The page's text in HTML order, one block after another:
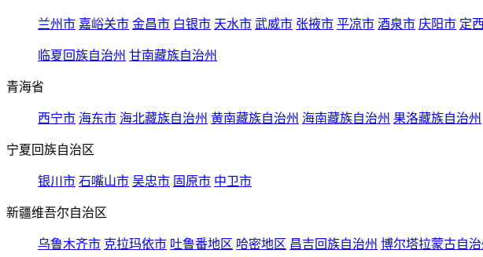
兰州市 嘉峪关市 金昌市 白银市 天水市 武威市 张掖市 平凉市 酒泉市 庆阳市 定
临夏回族自治州 甘南藏族自治州
青海省
西宁市 海东市 海北藏族自治州 黄南藏族自治州 海南藏族自治州 果洛藏族自治州
宁夏回族自治区
银川市 石嘴山市 吴忠市 固原市 中卫市
新疆维吾尔自治区
乌鲁木齐市 克拉玛依市 吐鲁番地区 哈密地区 昌吉回族自治州 博尔塔拉蒙古自治